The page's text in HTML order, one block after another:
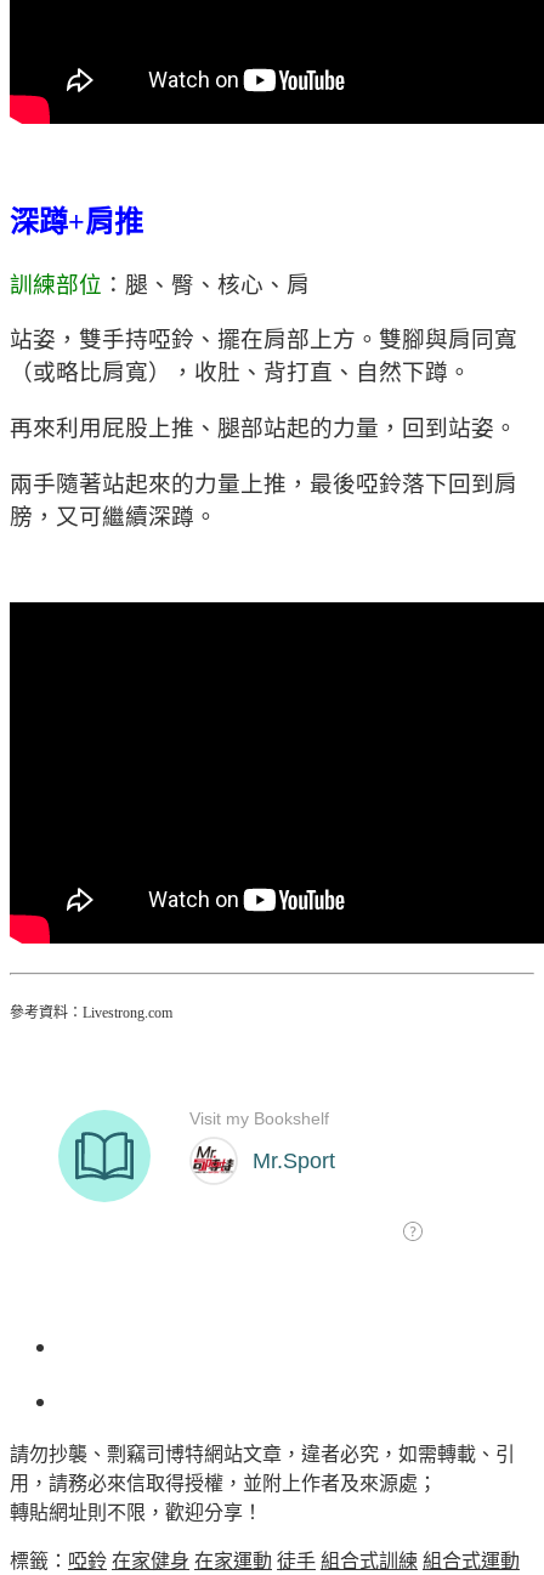
深蹲+肩推
訓練部位 ：腿、臀、核心、肩
站姿，雙手持啞鈴、擺在肩部上方。雙腳與肩同寬
（或略比肩寬），收肚、背打直、自然下蹲。
再來利用屁股上推、腿部站起的力量，回到站姿。
兩手隨著站起來的力量上推，最後啞鈴落下回到肩
膀，又可繼續深蹲。
參考資料：Livestrong.com
請勿抄襲、剽竊司博特網站文章，違者必究，如需轉載、引
用，請務必來信取得授權，並附上作者及來源處；
轉貼網址則不限，歡迎分享！
標籤： 啞鈴 在家健身 在家運動 徒手 組合式訓練 組合式運動